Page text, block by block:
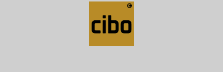
afleveren van de vloer en het terugbrengen van
overgebleven pakken. Een deskundige partij
waar klanttevredenheid hoog in het vaadel staat,